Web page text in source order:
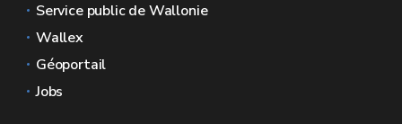
Service public de Wallonie
Wallex
Géoportail
Jobs